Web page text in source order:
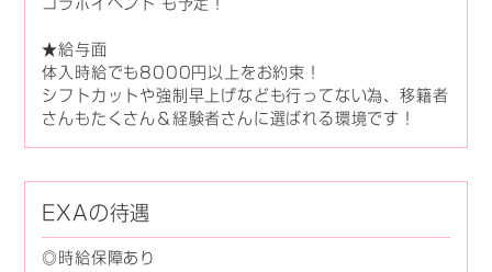
コラボイベント"も予定！
★給与面
体入時給でも8000円以上をお約束！
シフトカットや強制早上げなども行ってない為、移籍者
さんもたくさん＆経験者さんに選ばれる環境です！
EXAの待遇
◎時給保障あり